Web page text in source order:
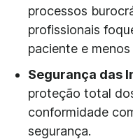
processos
profissionais
paciente e
Segurança das
proteção total
conformidade
segurança.